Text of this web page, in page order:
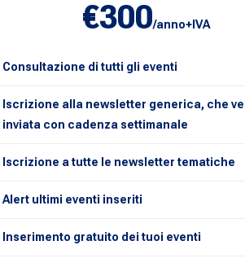
€300/anno+IVA
Consultazione di tutti gli eventi
Iscrizione alla newsletter generica, che
inviata con cadenza settimanale
Iscrizione a tutte le newsletter tematiche
Alert ultimi eventi inseriti
Inserimento gratuito dei tuoi eventi